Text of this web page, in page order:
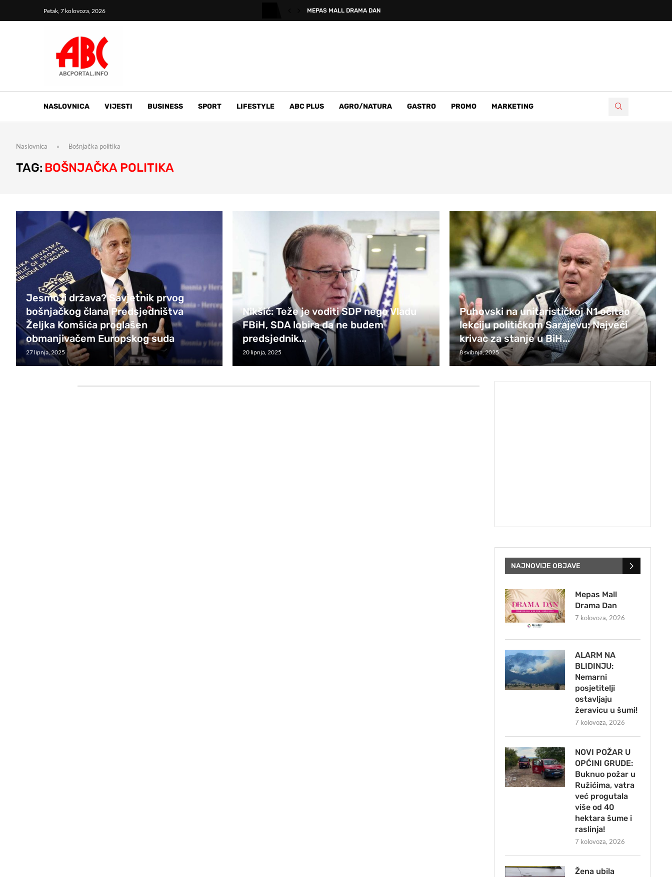
Petak, 7 kolovoza, 2026 MEPAS MALL DRAMA DAN
NASLOVNICA VIJESTI BUSINESS SPORT LIFESTYLE ABC PLUS AGRO/NATURA GASTRO PROMO MARKETING
Naslovnica » Bošnjačka politika
TAG: BOŠNJAČKA POLITIKA
Jesmo li država? Savjetnik prvog
bošnjačkog člana Predsjedništva
Željka Komšića proglašen
obmanjivačem Europskog suda
27 lipnja, 2025
Nikšić: Teže je voditi SDP nego Vladu
FBiH, SDA lobira da ne budem
predsjednik...
20 lipnja, 2025
Puhovski na unitarističkoj N1 očitao
lekciju političkom Sarajevu: Najveći
krivac za stanje u BiH...
8 svibnja, 2025
NAJNOVIJE OBJAVE
Mepas Mall
Drama Dan
7 kolovoza, 2026
ALARM NA
BLIDINJU:
Nemarni
posjetitelji
ostavljaju
žeravicu u šumi!
7 kolovoza, 2026
NOVI POŽAR U
OPĆINI GRUDE:
Buknuo požar u
Ružićima, vatra
već progutala
više od 40
hektara šume i
raslinja!
7 kolovoza, 2026
Žena ubila